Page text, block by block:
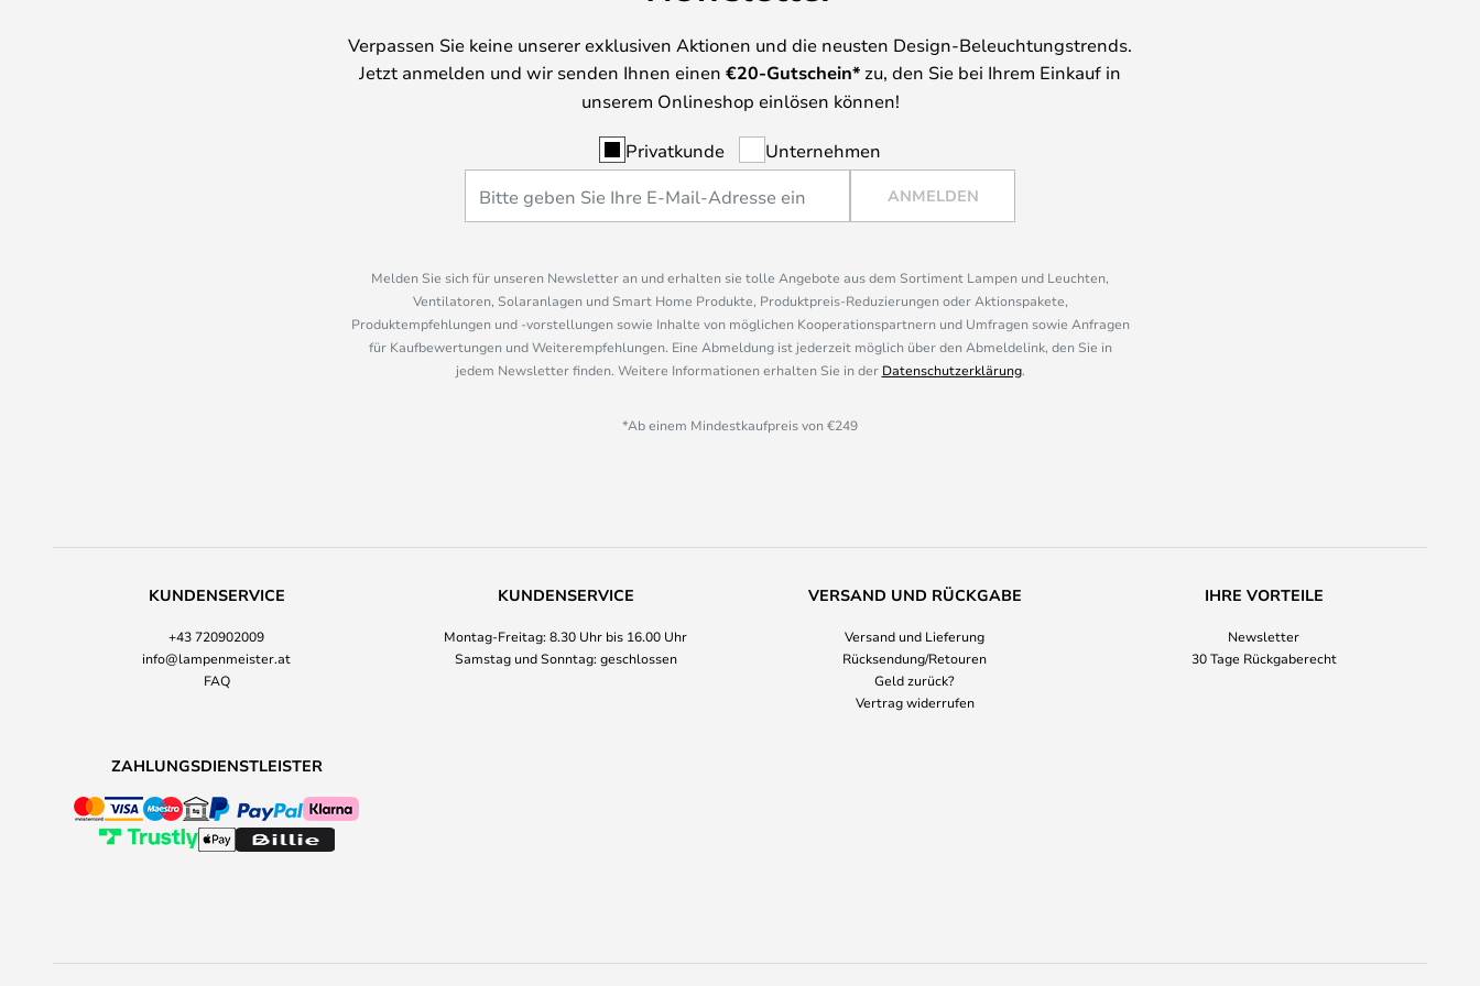
Verpassen Sie keine unserer exklusiven Aktionen und die neusten Design-Beleuchtungstrends.
Jetzt anmelden und wir senden Ihnen einen €20-Gutschein* zu, den Sie bei Ihrem Einkauf in
unserem Onlineshop einlösen können!
Privatkunde Unternehmen
ANMELDEN
Melden Sie sich für unseren Newsletter an und erhalten sie tolle Angebote aus dem Sortiment Lampen und Leuchten,
Ventilatoren, Solaranlagen und Smart Home Produkte, Produktpreis-Reduzierungen oder Aktionspakete,
Produktempfehlungen und -vorstellungen sowie Inhalte von möglichen Kooperationspartnern und Umfragen sowie Anfragen
für Kaufbewertungen und Weiterempfehlungen. Eine Abmeldung ist jederzeit möglich über den Abmeldelink, den Sie in
jedem Newsletter finden. Weitere Informationen erhalten Sie in der Datenschutzerklärung.
*Ab einem Mindestkaufpreis von €249
KUNDENSERVICE
+43 720902009
info@lampenmeister.at
FAQ
KUNDENSERVICE
Montag-Freitag: 8.30 Uhr bis 16.00 Uhr
Samstag und Sonntag: geschlossen
VERSAND UND RÜCKGABE
Versand und Lieferung
Rücksendung/Retouren
Geld zurück?
Vertrag widerrufen
IHRE VORTEILE
Newsletter
30 Tage Rückgaberecht
ZAHLUNGSDIENSTLEISTER